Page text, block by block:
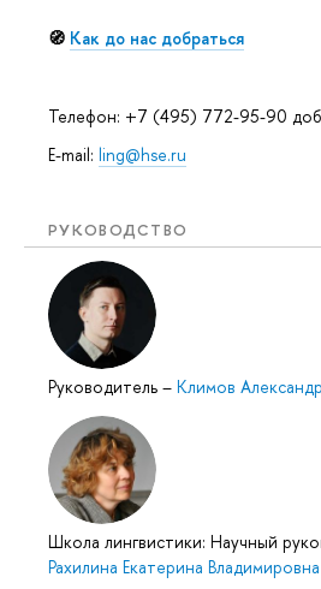
🧭 Как до нас добраться
Телефон: +7 (495) 772-95-90
E-mail: ling@hse.ru
РУКОВОДСТВО
Руководитель – Климов
Школа лингвистики: Научный
Рахилина Екатерина Владимировна